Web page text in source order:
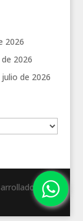
2026
2026
julio de 2026
por